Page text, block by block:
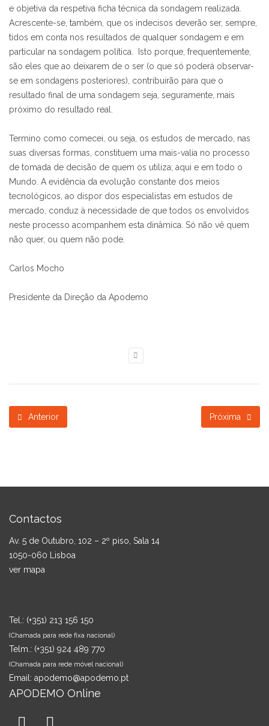
e objetiva da respetiva ficha técnica da sondagem realizada.
Acrescente-se, também, que os indecisos deverão ser, sempre,
tidos em conta nos resultados de qualquer sondagem e em
particular na sondagem política. Isto porque, frequentemente,
são eles que ao deixarem de o ser (o que só poderá observar-
se em sondagens posteriores), contribuirão para que o
resultado final de uma sondagem seja, seguramente, mais
próximo do resultado real.
Termino como comecei, ou seja, os estudos de mercado, nas
suas diversas formas, constituem uma mais-valia no processo
de tomada de decisão de quem os utiliza; aqui e em todo o
Mundo. A evidência da evolução constante dos meios
tecnológicos, ao dispor dos especialistas em estudos de
mercado, conduz à necessidade de que todos os envolvidos
neste processo acompanhem esta dinâmica. Só não vê quem
não quer, ou quem não pode.
Carlos Mocho
Presidente da Direção da Apodemo
Anterior Próxima
Contactos
Av. 5 de Outubro, 102 – 2º piso, Sala 14
1050-060 Lisboa
ver mapa
Tel.: (+351) 213 156 150
(Chamada para rede fixa nacional)
Telm.: (+351) 924 489 770
(Chamada para rede móvel nacional)
Email: apodemo@apodemo.pt
APODEMO Online